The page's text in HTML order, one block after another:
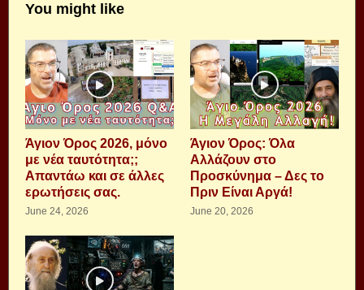
You might like
Άγιον Όρος 2026, μόνο
με νέα ταυτότητα;;
Απαντάω και σε άλλες
ερωτήσεις σας.
June 24, 2026
Άγιον Όρος: Όλα
Αλλάζουν στο
Προσκύνημα – Δες το
Πριν Είναι Αργά!
June 20, 2026